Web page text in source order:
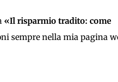
«Il risparmio tradito: come
sempre nella mia pagina